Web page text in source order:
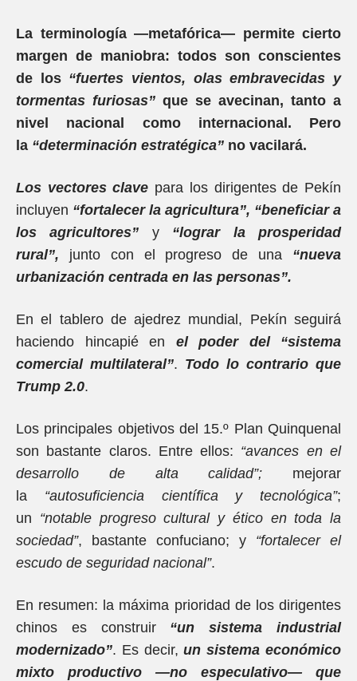
La terminología —metafórica— permite cierto
margen de maniobra: todos son conscientes
de los “fuertes vientos, olas embravecidas y
tormentas furiosas” que se avecinan, tanto a
nivel nacional como internacional. Pero
la “determinación estratégica” no vacilará.
Los vectores clave para los dirigentes de Pekín
incluyen “fortalecer la agricultura”, “beneficiar a
los agricultores” y “lograr la prosperidad
rural”, junto con el progreso de una “nueva
urbanización centrada en las personas”.
En el tablero de ajedrez mundial, Pekín seguirá
haciendo hincapié en el poder del “sistema
comercial multilateral”. Todo lo contrario que
Trump 2.0.
Los principales objetivos del 15.º Plan Quinquenal
son bastante claros. Entre ellos: “avances en el
desarrollo de alta calidad”; mejorar
la “autosuficiencia científica y tecnológica”;
un “notable progreso cultural y ético en toda la
sociedad”, bastante confuciano; y “fortalecer el
escudo de seguridad nacional”.
En resumen: la máxima prioridad de los dirigentes
chinos es construir “un sistema industrial
modernizado”. Es decir,un sistema económico
mixto productivo —no especulativo— que